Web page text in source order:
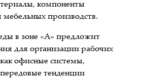
компоненты
мебельных производств.
в зоне «А» предложит
для организации рабочих
офисные системы,
тенденции